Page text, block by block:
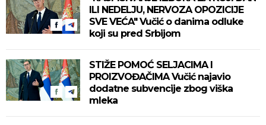
ILI NEDELJU, NERVOZA OPOZICIJE
SVE VEĆA" Vučić o danima odluke
koji su pred Srbijom
STIŽE POMOĆ SELJACIMA I
PROIZVOĐAČIMA Vučić najavio
dodatne subvencije zbog viška
mleka